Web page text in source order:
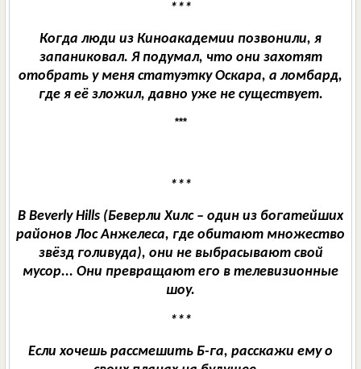
***
Когда люди из Киноакадемии позвонили, я
запаниковал. Я подумал, что они захотят
отобрать у меня статуэтку Оскара, а ломбард,
где я её зложил, давно уже не существует.
***
***
В Beverly Hills (Беверли Хилс – один из богатейших
районов Лос Анжелеса, где обитают множество
звёзд голивуда), они не выбрасывают свой
мусор... Они превращают его в телевизионные
шоу.
***
Если хочешь рассмешить Б-га, расскажи ему о